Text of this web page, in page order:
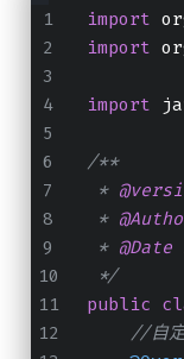
import
import
import
/**
*
*
* @Date
*/
public
//自